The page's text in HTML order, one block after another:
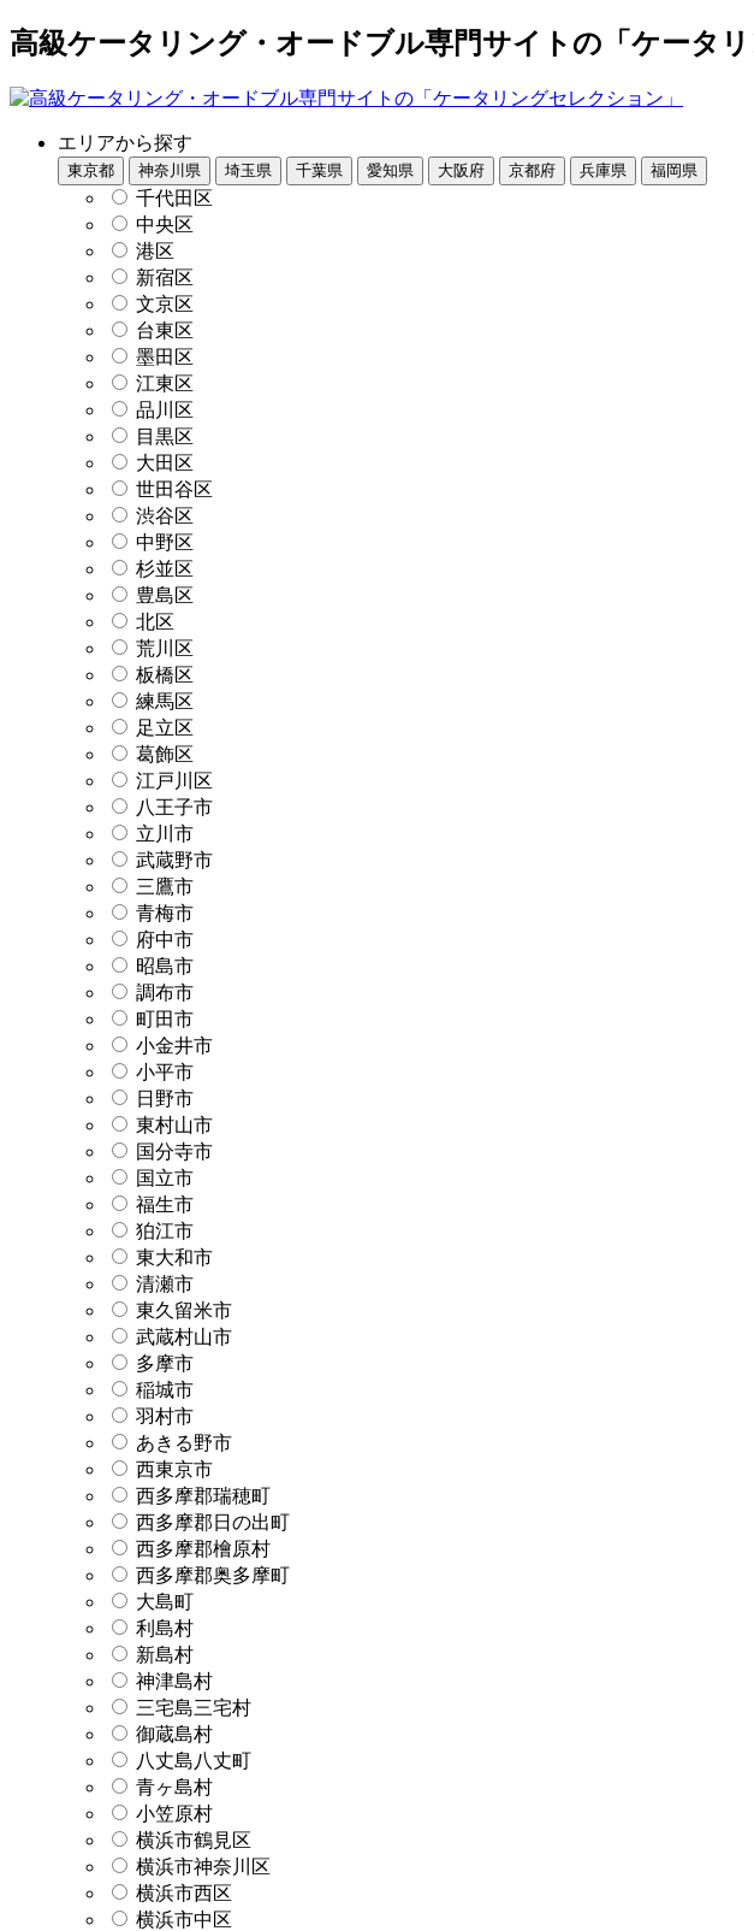
高級ケータリング・オードブル専門サイトの「ケータ
エリアから探す
東京都 神奈川県 埼玉県 千葉県 愛知県 大阪府 京都府 兵庫県 福岡県
千代田区
中央区
港区
新宿区
文京区
台東区
墨田区
江東区
品川区
目黒区
大田区
世田谷区
渋谷区
中野区
杉並区
豊島区
北区
荒川区
板橋区
練馬区
足立区
葛飾区
江戸川区
八王子市
立川市
武蔵野市
三鷹市
青梅市
府中市
昭島市
調布市
町田市
小金井市
小平市
日野市
東村山市
国分寺市
国立市
福生市
狛江市
東大和市
清瀬市
東久留米市
武蔵村山市
多摩市
稲城市
羽村市
あきる野市
西東京市
西多摩郡瑞穂町
西多摩郡日の出町
西多摩郡檜原村
西多摩郡奥多摩町
大島町
利島村
新島村
神津島村
三宅島三宅村
御蔵島村
八丈島八丈町
青ヶ島村
小笠原村
横浜市鶴見区
横浜市神奈川区
横浜市西区
横浜市中区